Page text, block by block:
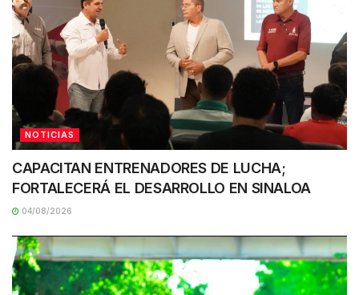
NOTICIAS
CAPACITAN ENTRENADORES DE LUCHA;
FORTALECERÁ EL DESARROLLO EN SINALOA
04/08/2026